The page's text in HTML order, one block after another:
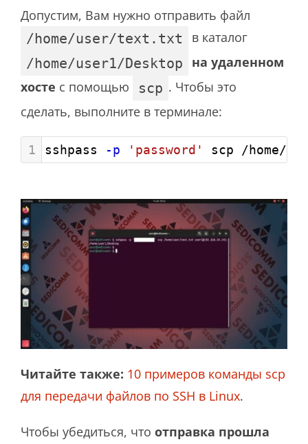
Допустим, Вам нужно отправить файл
/home/user/text.txt
в каталог
/home/user1/Desktop
на удаленном
хосте с помощью scp . Чтобы это
сделать, выполните в терминале:
1 sshpass -p 'password' scp /home/
Читайте также: 10 примеров команды scp
для передачи файлов по SSH в Linux.
Чтобы убедиться, что отправка прошла